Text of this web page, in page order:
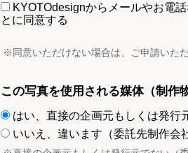
KYOTOdesignからメールやお電
とに同意する
※同意いただけない場合は、ご申請いただ
この写真を使用される媒体（制作
はい、直接の企画元もしくは発行
いいえ、違います（委託先制作会